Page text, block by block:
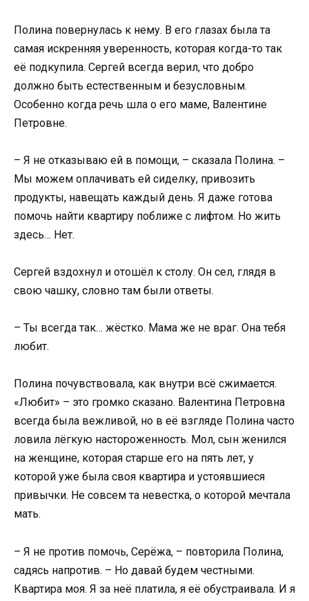
Полина повернулась к нему. В его глазах была та
самая искренняя уверенность, которая когда-то так
её подкупила. Сергей всегда верил, что добро
должно быть естественным и безусловным.
Особенно когда речь шла о его маме, Валентине
Петровне.
– Я не отказываю ей в помощи, – сказала Полина. –
Мы можем оплачивать ей сиделку, привозить
продукты, навещать каждый день. Я даже готова
помочь найти квартиру поближе с лифтом. Но жить
здесь… Нет.
Сергей вздохнул и отошёл к столу. Он сел, глядя в
свою чашку, словно там были ответы.
– Ты всегда так… жёстко. Мама же не враг. Она тебя
любит.
Полина почувствовала, как внутри всё сжимается.
«Любит» – это громко сказано. Валентина Петровна
всегда была вежливой, но в её взгляде Полина часто
ловила лёгкую настороженность. Мол, сын женился
на женщине, которая старше его на пять лет, у
которой уже была своя квартира и устоявшиеся
привычки. Не совсем та невестка, о которой мечтала
мать.
– Я не против помочь, Серёжа, – повторила Полина,
садясь напротив. – Но давай будем честными.
Квартира моя. Я за неё платила, я её обустраивала. И я